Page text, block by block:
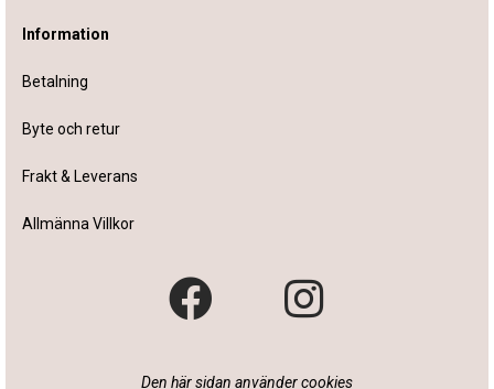
Information
Betalning
Byte och retur
Frakt & Leverans
Allmänna Villkor
Den här sidan använder cookies